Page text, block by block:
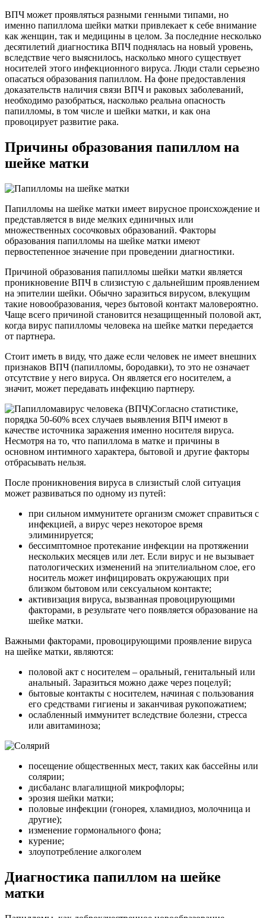
ВПЧ может проявляться разными генными типами, но
именно папиллома шейки матки привлекает к себе внимание
как женщин, так и медицины в целом. За последние несколько
десятилетий диагностика ВПЧ поднялась на новый уровень,
вследствие чего выяснилось, насколько много существует
носителей этого инфекционного вируса. Люди стали серьезно
опасаться образования папиллом. На фоне предоставления
доказательств наличия связи ВПЧ и раковых заболеваний,
необходимо разобраться, насколько реальна опасность
папилломы, в том числе и шейки матки, и как она
провоцирует развитие рака.
Причины образования папиллом на
шейке матки
Папилломы на шейке матки имеет вирусное происхождение и
представляется в виде мелких единичных или
множественных сосочковых образований. Факторы
образования папилломы на шейке матки имеют
первостепенное значение при проведении диагностики.
Причиной образования папилломы шейки матки является
проникновение ВПЧ в слизистую с дальнейшим проявлением
на эпителии шейки. Обычно заразиться вирусом, влекущим
такие новообразования, через бытовой контакт маловероятно.
Чаще всего причиной становится незащищенный половой акт,
когда вирус папилломы человека на шейке матки передается
от партнера.
Стоит иметь в виду, что даже если человек не имеет внешних
признаков ВПЧ (папилломы, бородавки), то это не означает
отсутствие у него вируса. Он является его носителем, а
значит, может передавать инфекцию партнеру.
Согласно статистике,
порядка 50-60% всех случаев выявления ВПЧ имеют в
качестве источника заражения именно носителя вируса.
Несмотря на то, что папиллома в матке и причины в
основном интимного характера, бытовой и другие факторы
отбрасывать нельзя.
После проникновения вируса в слизистый слой ситуация
может развиваться по одному из путей:
при сильном иммунитете организм сможет справиться с
инфекцией, а вирус через некоторое время
элиминируется;
бессимптомное протекание инфекции на протяжении
нескольких месяцев или лет. Если вирус и не вызывает
патологических изменений на эпителиальном слое, его
носитель может инфицировать окружающих при
близком бытовом или сексуальном контакте;
активизация вируса, вызванная провоцирующими
факторами, в результате чего появляется образование на
шейке матки.
Важными факторами, провоцирующими проявление вируса
на шейке матки, являются:
половой акт с носителем – оральный, генитальный или
анальный. Заразиться можно даже через поцелуй;
бытовые контакты с носителем, начиная с пользования
его средствами гигиены и заканчивая рукопожатием;
ослабленный иммунитет вследствие болезни, стресса
или авитаминоза;
посещение общественных мест, таких как бассейны или
солярии;
дисбаланс влагалищной микрофлоры;
эрозия шейки матки;
половые инфекции (гонорея, хламидиоз, молочница и
другие);
изменение гормонального фона;
курение;
злоупотребление алкоголем
Диагностика папиллом на шейке
матки